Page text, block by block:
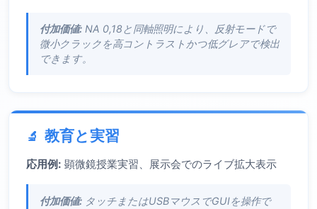
付加価値: NA 0,18と同軸照明により、反射モードで
微小クラックを高コントラストかつ低グレアで検出
できます。
教育と実習
応用例: 顕微鏡授業実習、展示会でのライブ拡大表示
付加価値: タッチまたはUSBマウスでGUIを操作で